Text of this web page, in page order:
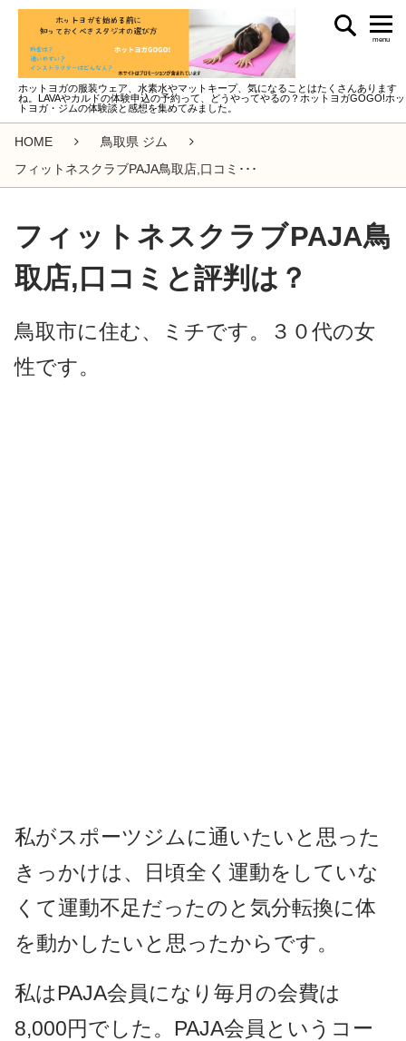
ホットヨガの服装ウェア、水素水やマットキープ、気になることはたくさんあります
ね。LAVAやカルドの体験申込の予約って、どうやってやるの？ホットヨガGOGO!ホッ
トヨガ・ジムの体験談と感想を集めてみました。
menu
HOME
鳥取県 ジム
フィットネスクラブPAJA鳥取店,口コミ･･･
フィットネスクラブPAJA鳥
取店,口コミと評判は？
鳥取市に住む、ミチです。３０代の女
性です。
私がスポーツジムに通いたいと思った
きっかけは、日頃全く運動をしていな
くて運動不足だったのと気分転換に体
を動かしたいと思ったからです。
私はPAJA会員になり毎月の会費は
8,000円でした。PAJA会員というコー